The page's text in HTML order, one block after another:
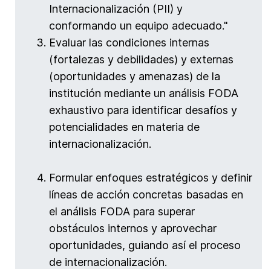
Internacionalización (PII) y
conformando un equipo adecuado."
Evaluar las condiciones internas
(fortalezas y debilidades) y externas
(oportunidades y amenazas) de la
institución mediante un análisis FODA
exhaustivo para identificar desafíos y
potencialidades en materia de
internacionalización.
Formular enfoques estratégicos y definir
líneas de acción concretas basadas en
el análisis FODA para superar
obstáculos internos y aprovechar
oportunidades, guiando así el proceso
de internacionalización.